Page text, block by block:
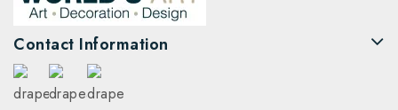
Contact Information